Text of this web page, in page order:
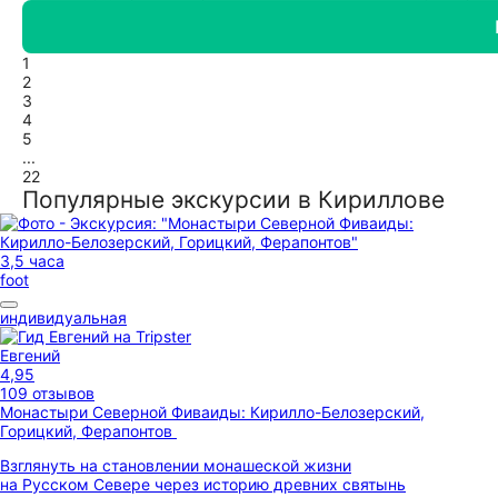
1
2
3
4
5
...
22
Популярные экскурсии в Кириллове
3,5 часа
foot
индивидуальная
Евгений
4,95
109 отзывов
Монастыри Северной Фиваиды: Кирилло-Белозерский,
Горицкий, Ферапонтов
Взглянуть на становлении монашеской жизни
на Русском Севере через историю древних святынь